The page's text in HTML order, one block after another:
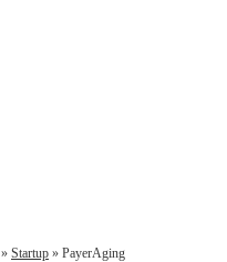
» Startup » PayerAging